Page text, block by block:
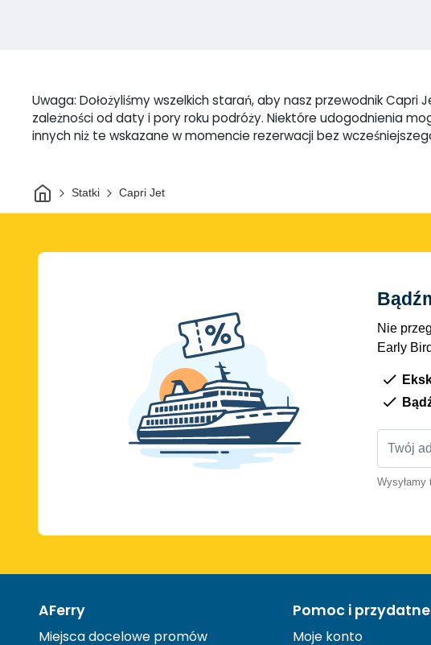
Uwaga: Dołożyliśmy wszelkich starań, aby nasz przewodnik Capri
zależności od daty i pory roku podróży. Niektóre udogodnienia
innych niż te wskazane w momencie rezerwacji bez
DomStatki Capri Jet
Nie
Early
AFerry
Miejsca docelowe promów
Pomoc i
Moje konto